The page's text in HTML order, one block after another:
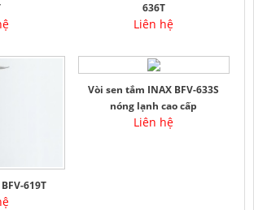
636T
Liên hệ
619T
Vòi sen tắm INAX BFV-633S
nóng lạnh cao cấp
Liên hệ